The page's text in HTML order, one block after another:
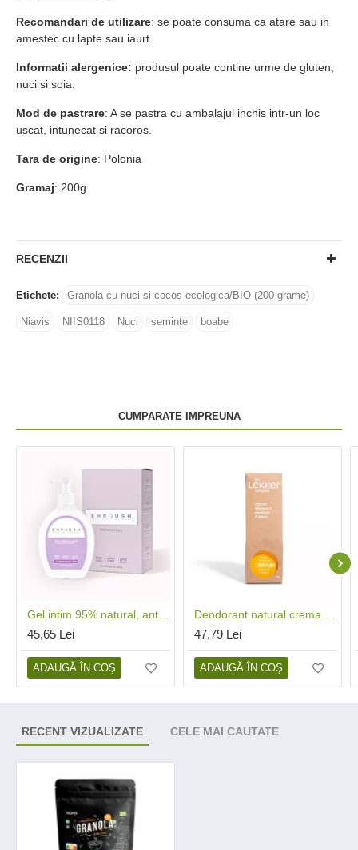
Recomandari de utilizare: se poate consuma ca atare sau in
amestec cu lapte sau iaurt.
Informatii alergenice: produsul poate contine urme de gluten,
nuci si soia.
Mod de pastrare: A se pastra cu ambalajul inchis intr-un loc
uscat, intunecat si racoros.
Tara de origine: Polonia
Gramaj: 200g
RECENZII
Etichete: Granola cu nuci si cocos ecologica/BIO (200 grame)
Niavis NIIS0118 Nuci semințe boabe
CUMPARATE IMPREUNA
45,65 Lei
ADAUGĂ ÎN COŞ
47,79 Lei
ADAUGĂ ÎN COŞ
RECENT VIZUALIZATE CELE MAI CAUTATE